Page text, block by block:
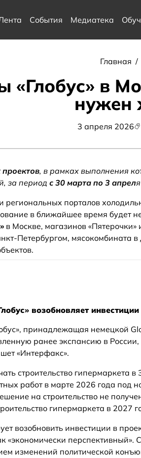
События Медиатека
Главная /
«Глобус» в
нужен
3 апреля 2026
, в рамках выполнения
за период с 30 марта по 3 апрел
порталов
в ближайшее время будет
в Москве, магазинов
Петербургом, мясокомбината
возобновляет
принадлежащая немецкой
ранее экспансию в России,
«Интерфакс».
строительство гипермаркета в
работ в марте 2026 года под
на строительство не
гипермаркета в 2027
возобновить инвестиции в
«экономически перспективный».
изменений политической